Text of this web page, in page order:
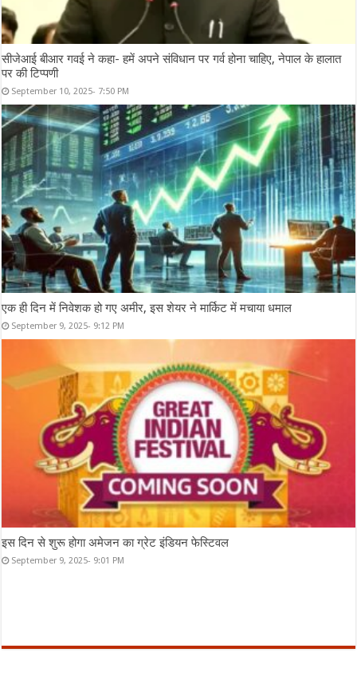
सीजेआई बीआर गवई ने कहा- हमें अपने संविधान पर गर्व होना चाहिए, नेपाल के हालात
पर की टिप्पणी
September 10, 2025- 7:50 PM
एक ही दिन में निवेशक हो गए अमीर, इस शेयर ने मार्किट में मचाया धमाल
September 9, 2025- 9:12 PM
इस दिन से शुरू होगा अमेजन का ग्रेट इंडियन फेस्टिवल
September 9, 2025- 9:01 PM